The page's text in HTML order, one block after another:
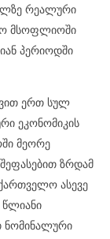
რეალური
მსოფლიოში
პერიოდში
ერთ სულ
ეკონომიკის
მეორე
ზრდამ
ასევე
წლიანი
ნომინალური